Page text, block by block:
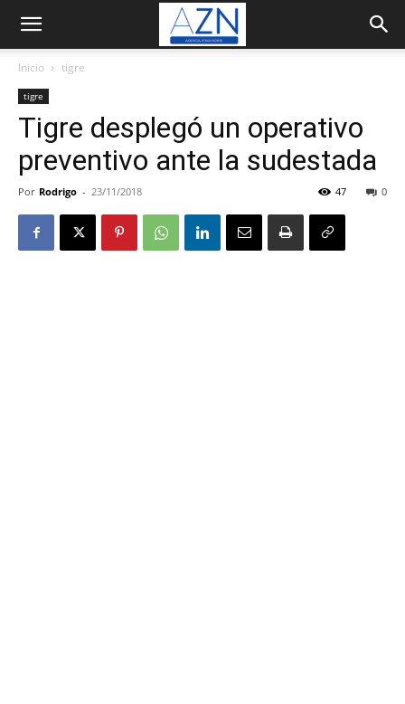
Inicio tigre
tigre
Tigre desplegó un operativo
preventivo ante la sudestada
Por Rodrigo - 23/11/2018 0
47